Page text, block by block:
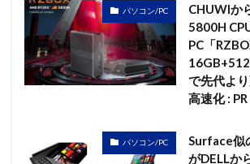
パソコン/PC
CHUWIか
5800H
PC「
で先代よ
高速化 : PR
パソコン/PC
Surface似
がDELLか